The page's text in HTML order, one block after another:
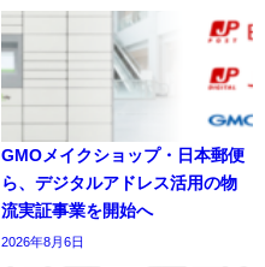
GMOメイクショップ・日本郵便
ら、デジタルアドレス活用の物
流実証事業を開始へ
2026年8月6日